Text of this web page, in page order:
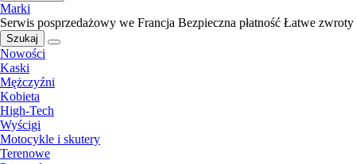
Marki
Serwis posprzedażowy we Francja Bezpieczna płatność Łatwe zwroty
Szukaj
Nowości
Kaski
Mężczyźni
Kobieta
High-Tech
Wyścigi
Motocykle i skutery
Terenowe